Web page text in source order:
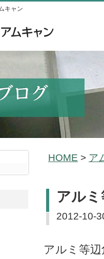
キャン
HOME > ア
アル
2012-10-
アルミ等